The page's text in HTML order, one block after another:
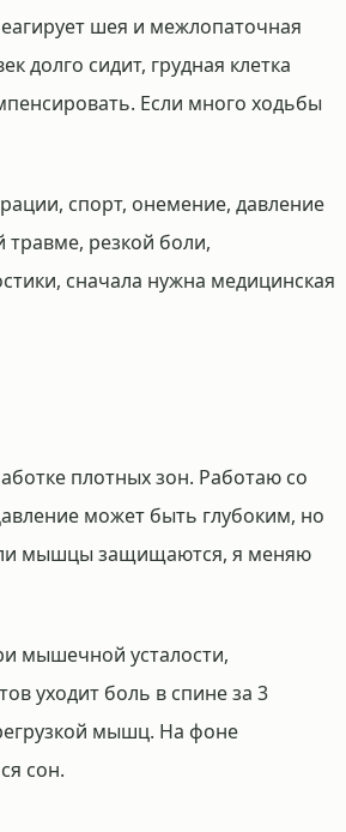
шея и межлопаточная
долго сидит, грудная клетка
Если много ходьбы
спорт, онемение, давление
травме, резкой боли,
сначала нужна медицинская
плотных зон. Работаю со
может быть глубоким, но
мышцы защищаются, я меняю
мышечной усталости,
уходит боль в спине за 3
мышц. На фоне
сон.